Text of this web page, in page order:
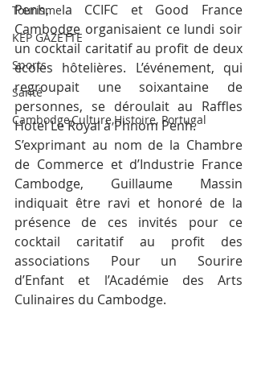
Tourisme
KEP GAZETTE
Sports
Santé
Cambodge,Culture,Histoire, Portugal
Penh, la CCIFC et Good France
Cambodge organisaient ce lundi soir
un cocktail caritatif au profit de deux
écoles hôtelières. L’événement, qui
regroupait une soixantaine de
personnes, se déroulait au Raffles
Hotel Le Royal à Phnom Penh.
S’exprimant au nom de la Chambre
de Commerce et d’Industrie France
Cambodge, Guillaume Massin
indiquait être ravi et honoré de la
présence de ces invités pour ce
cocktail caritatif au profit des
associations Pour un Sourire
d’Enfant et l’Académie des Arts
Culinaires du Cambodge.